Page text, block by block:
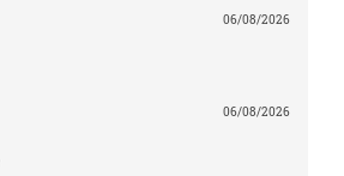
06/08/2026
06/08/2026